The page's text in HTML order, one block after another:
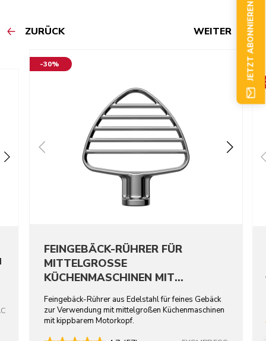
ZURÜCK WEITER
-30%
FEINGEBÄCK-RÜHRER FÜR
MITTELGROSSE
KÜCHENMASCHINEN MIT
EDELSTAHL
Feingebäck-Rührer aus Edelstahl für feines Gebäck
zur Verwendung mit mittelgroßen Küchenmaschinen
mit kippbarem Motorkopf.
JETZT ABONNIEREN